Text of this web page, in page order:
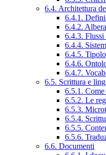
6.4. Architettura
6.4.1.
6.4.2.
6.4.3.
6.4.4.
6.4.5.
6.4.6.
6.4.7.
6.5. Scrittura e
6.5.1.
6.5.2. Le
6.5.3.
6.5.4.
6.5.5.
6.5.6.
6.6. Documenti